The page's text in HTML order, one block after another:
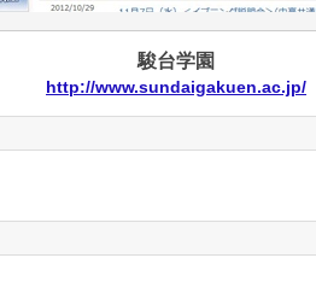
駿台学園
http://www.sundaigakuen.ac.jp/